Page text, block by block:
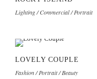
Lighting / Commercial / Portrait
LOVELY COUPLE
Fashion / Portrait / Beauty